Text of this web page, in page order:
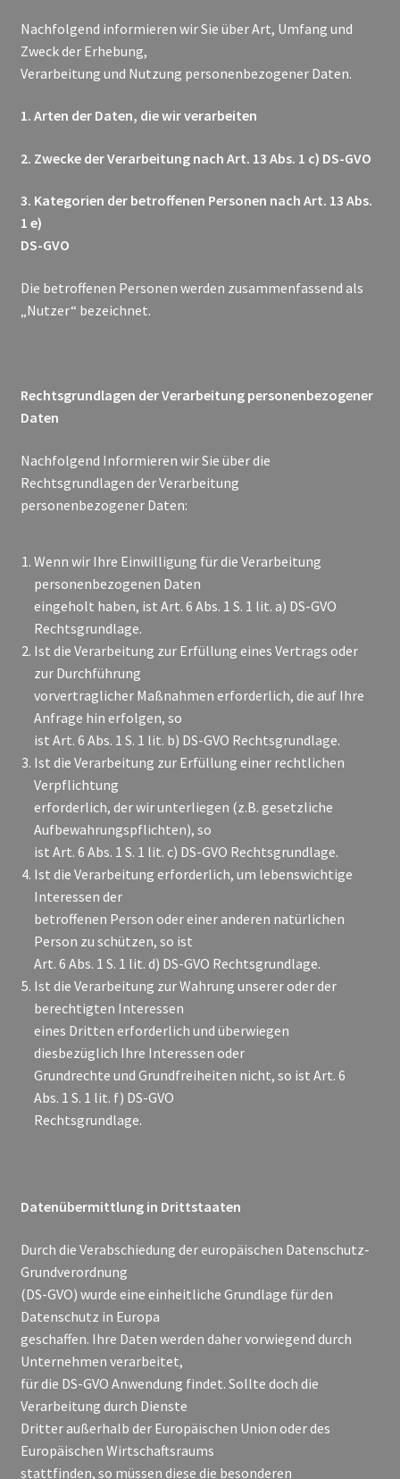
Nachfolgend informieren wir Sie über Art, Umfang und
Zweck der Erhebung,
Verarbeitung und Nutzung personenbezogener Daten.
1. Arten der Daten, die wir verarbeiten
2. Zwecke der Verarbeitung nach Art. 13 Abs. 1 c) DS-GVO
3. Kategorien der betroffenen Personen nach Art. 13 Abs.
1 e)
DS-GVO
Die betroffenen Personen werden zusammenfassend als
„Nutzer“ bezeichnet.
Rechtsgrundlagen der Verarbeitung personenbezogener
Daten
Nachfolgend Informieren wir Sie über die
Rechtsgrundlagen der Verarbeitung
personenbezogener Daten:
Wenn wir Ihre Einwilligung für die Verarbeitung
personenbezogenen Daten
eingeholt haben, ist Art. 6 Abs. 1 S. 1 lit. a) DS-GVO
Rechtsgrundlage.
Ist die Verarbeitung zur Erfüllung eines Vertrags oder
zur Durchführung
vorvertraglicher Maßnahmen erforderlich, die auf Ihre
Anfrage hin erfolgen, so
ist Art. 6 Abs. 1 S. 1 lit. b) DS-GVO Rechtsgrundlage.
Ist die Verarbeitung zur Erfüllung einer rechtlichen
Verpflichtung
erforderlich, der wir unterliegen (z.B. gesetzliche
Aufbewahrungspflichten), so
ist Art. 6 Abs. 1 S. 1 lit. c) DS-GVO Rechtsgrundlage.
Ist die Verarbeitung erforderlich, um lebenswichtige
Interessen der
betroffenen Person oder einer anderen natürlichen
Person zu schützen, so ist
Art. 6 Abs. 1 S. 1 lit. d) DS-GVO Rechtsgrundlage.
Ist die Verarbeitung zur Wahrung unserer oder der
berechtigten Interessen
eines Dritten erforderlich und überwiegen
diesbezüglich Ihre Interessen oder
Grundrechte und Grundfreiheiten nicht, so ist Art. 6
Abs. 1 S. 1 lit. f) DS-GVO
Rechtsgrundlage.
Datenübermittlung in Drittstaaten
Durch die Verabschiedung der europäischen Datenschutz-
Grundverordnung
(DS-GVO) wurde eine einheitliche Grundlage für den
Datenschutz in Europa
geschaffen. Ihre Daten werden daher vorwiegend durch
Unternehmen verarbeitet,
für die DS-GVO Anwendung findet. Sollte doch die
Verarbeitung durch Dienste
Dritter außerhalb der Europäischen Union oder des
Europäischen Wirtschaftsraums
stattfinden, so müssen diese die besonderen